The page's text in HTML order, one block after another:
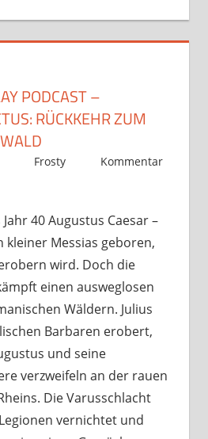
PODCAST –
RÜCKKEHR ZUM
Frosty
Kommentar
40 Augustus Caesar –
kleiner Messias geboren,
wird. Doch die
einen ausweglosen
Wäldern. Julius
Barbaren erobert,
und seine
verzweifeln an der rauen
Die Varusschlacht
vernichtet und